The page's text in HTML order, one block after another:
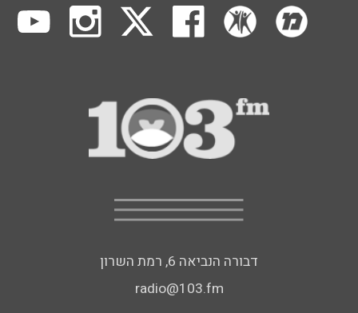
דבורה הנביאה 6, רמת השרון
radio@103.fm